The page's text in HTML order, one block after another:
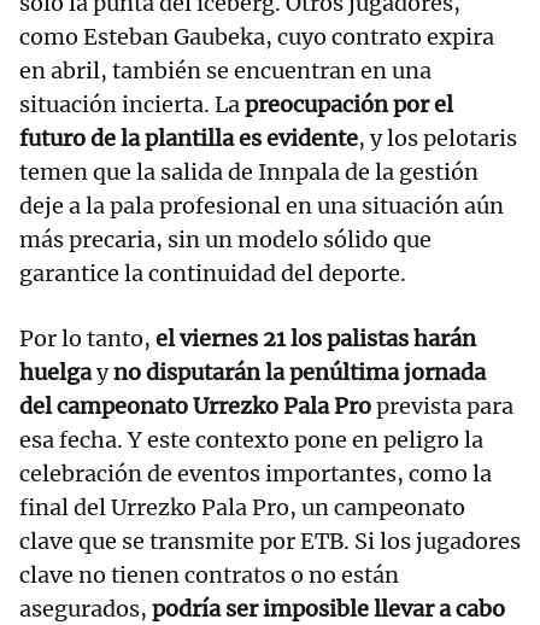
como Esteban Gaubeka, cuyo contrato expira
en abril, también se encuentran en una
situación incierta. Lapreocupación por el
futuro de la plantilla es evidente, y los pelotaris
temen que la salida de Innpala de la gestión
deje a la pala profesional en una situación aún
más precaria, sin un modelo sólido que
garantice la continuidad del deporte.
Por lo tanto, el viernes 21 los palistas harán
huelgayno disputarán la penúltima jornada
del campeonato Urrezko Pala Proprevista para
esa fecha. Y este contexto pone en peligro la
celebración de eventos importantes, como la
final del Urrezko Pala Pro, un campeonato
clave que se transmite por ETB. Si los jugadores
clave no tienen contratos o no están
asegurados, podría ser imposible llevar a cabo